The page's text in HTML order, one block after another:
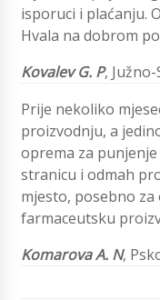
isporuci i plaćanju.
Hvala na dobrom
Kovalev G. P,
Prije nekoliko
proizvodnju, a
oprema za
stranicu i odmah
mjesto, posebno
farmaceutsku
Komarova A. N,